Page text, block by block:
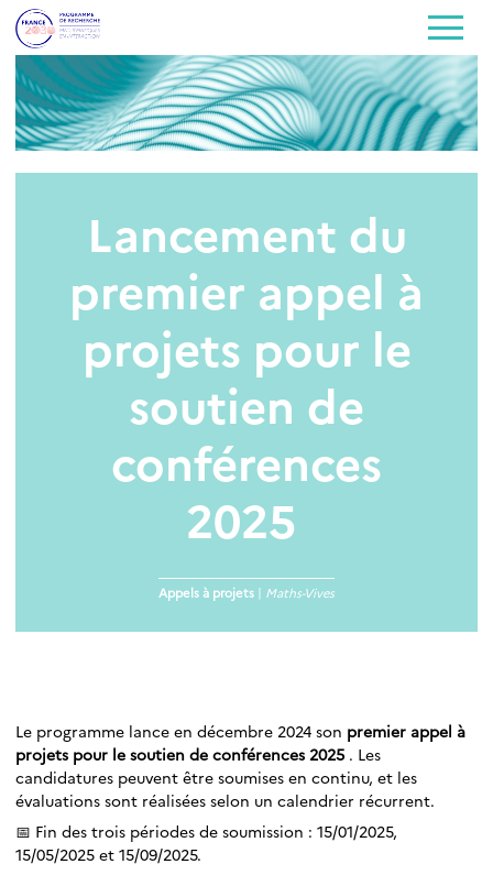
Lancement du
premier appel à
projets pour le
soutien de
conférences
2025
Appels à projets | Maths-Vives
Le programme lance en décembre 2024 son premier appel à
projets pour le soutien de conférences 2025 . Les
candidatures peuvent être soumises en continu, et les
évaluations sont réalisées selon un calendrier récurrent.
📅 Fin des trois périodes de soumission : 15/01/2025,
15/05/2025 et 15/09/2025.